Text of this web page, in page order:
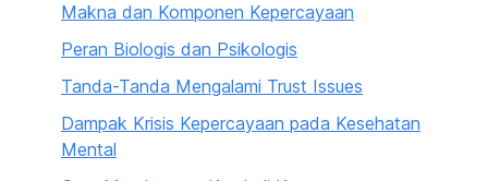
Makna dan Komponen Kepercayaan
Peran Biologis dan Psikologis
Tanda-Tanda Mengalami Trust Issues
Dampak Krisis Kepercayaan pada Kesehatan
Mental